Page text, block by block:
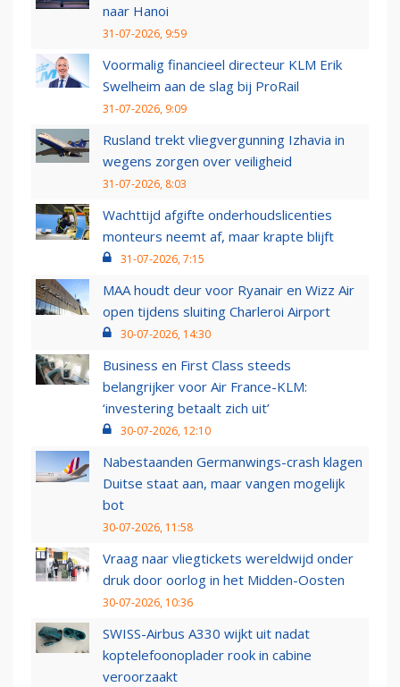
naar Hanoi
31-07-2026, 9:59
Voormalig financieel directeur KLM Erik
Swelheim aan de slag bij ProRail
31-07-2026, 9:09
Rusland trekt vliegvergunning Izhavia in
wegens zorgen over veiligheid
31-07-2026, 8:03
Wachttijd afgifte onderhoudslicenties
monteurs neemt af, maar krapte blijft
31-07-2026, 7:15
MAA houdt deur voor Ryanair en Wizz Air
open tijdens sluiting Charleroi Airport
30-07-2026, 14:30
Business en First Class steeds
belangrijker voor Air France-KLM:
‘investering betaalt zich uit’
30-07-2026, 12:10
Nabestaanden Germanwings-crash klagen
Duitse staat aan, maar vangen mogelijk
bot
30-07-2026, 11:58
Vraag naar vliegtickets wereldwijd onder
druk door oorlog in het Midden-Oosten
30-07-2026, 10:36
SWISS-Airbus A330 wijkt uit nadat
koptelefoonoplader rook in cabine
veroorzaakt